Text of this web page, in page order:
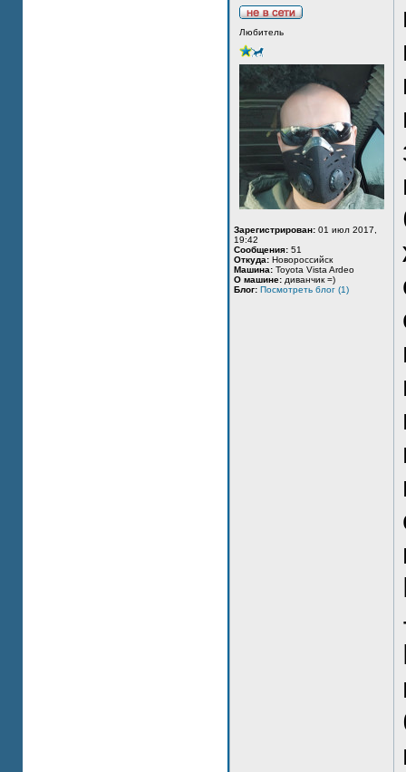
Любитель
Зарегистрирован: 01 июл 2017,
19:42
Сообщения: 51
Откуда: Новороссийск
Машина: Toyota Vista Ardeo
О машине: диванчик =)
Блог: Посмотреть блог (1)